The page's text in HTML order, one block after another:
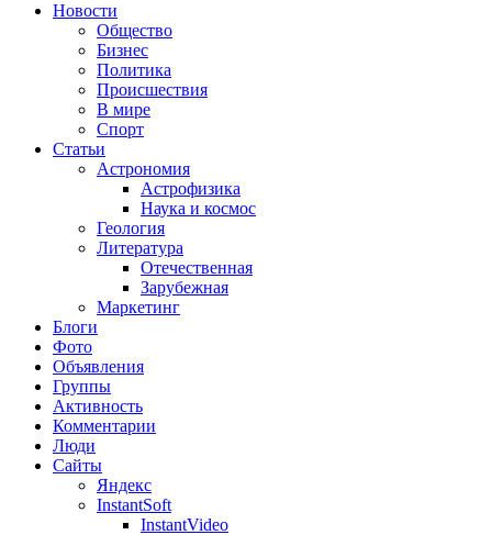
Новости
Общество
Бизнес
Политика
Происшествия
В мире
Спорт
Статьи
Астрономия
Астрофизика
Наука и космос
Геология
Литература
Отечественная
Зарубежная
Маркетинг
Блоги
Фото
Объявления
Группы
Активность
Комментарии
Люди
Сайты
Яндекс
InstantSoft
InstantVideo